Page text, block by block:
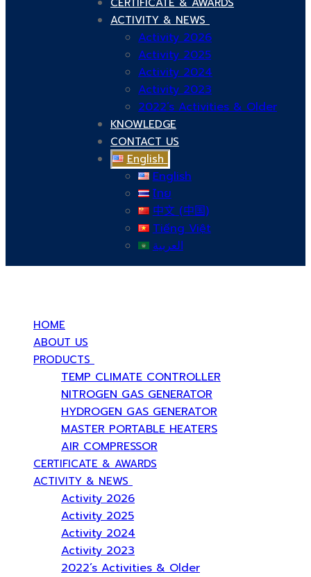
ACTIVITY & NEWS
Activity 2026
Activity 2025
Activity 2024
Activity 2023
2022’s Activities & Older
KNOWLEDGE
CONTACT US
English
English
ไทย
中文 (中国)
Tiếng Việt
العربية
HOME
ABOUT US
PRODUCTS
TEMP CLIMATE CONTROLLER
NITROGEN GAS GENERATOR
HYDROGEN GAS GENERATOR
MASTER PORTABLE HEATERS
AIR COMPRESSOR
CERTIFICATE & AWARDS
ACTIVITY & NEWS
Activity 2026
Activity 2025
Activity 2024
Activity 2023
2022’s Activities & Older